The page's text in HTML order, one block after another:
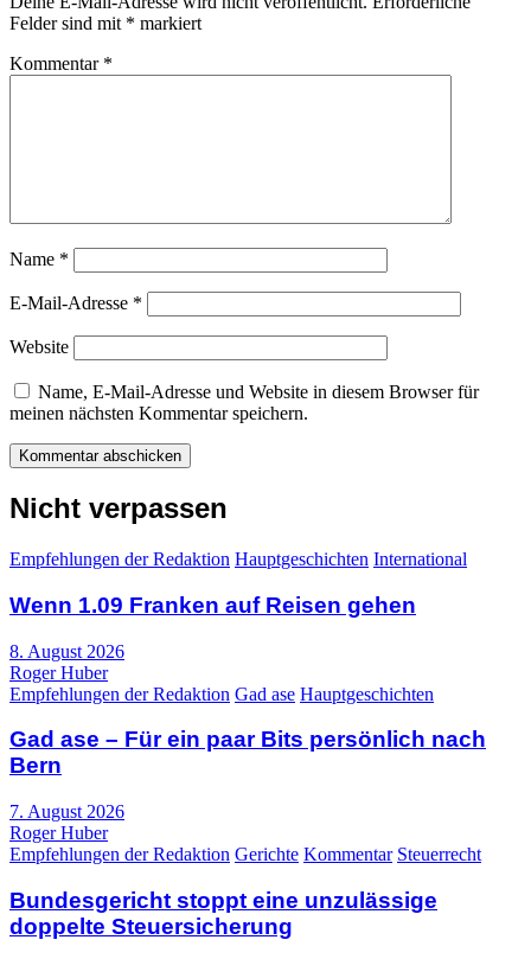
Felder sind mit * markiert
Kommentar *
Name *
E-Mail-Adresse *
Website
Name, E-Mail-Adresse und Website in diesem Browser für
meinen nächsten Kommentar speichern.
Nicht verpassen
Empfehlungen der Redaktion Hauptgeschichten International
Wenn 1.09 Franken auf Reisen gehen
8. August 2026
Roger Huber
Empfehlungen der Redaktion Gad ase Hauptgeschichten
Gad ase – Für ein paar Bits persönlich nach
Bern
7. August 2026
Roger Huber
Empfehlungen der Redaktion Gerichte Kommentar Steuerrecht
Bundesgericht stoppt eine unzulässige
doppelte Steuersicherung